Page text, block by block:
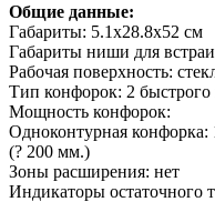
Общие данные:
Габариты: 5.1x28.8x52 см
Габариты ниши для
Рабочая поверхность:
Тип конфорок: 2
Мощность конфорок:
Одноконтурная
(? 200 мм.)
Зоны расширения: нет
Индикаторы остаточного